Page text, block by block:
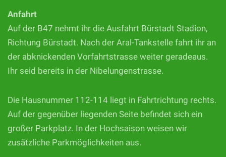
Anfahrt
Auf der B47 nehmt ihr die Ausfahrt Bürstadt Stadion,
Richtung Bürstadt. Nach der Aral-Tankstelle fahrt ihr an
der abknickenden Vorfahrtstrasse weiter geradeaus.
Ihr seid bereits in der Nibelungenstrasse.
Die Hausnummer 112-114 liegt in Fahrtrichtung rechts.
Auf der gegenüber liegenden Seite befindet sich ein
großer Parkplatz. In der Hochsaison weisen wir
zusätzliche Parkmöglichkeiten aus.